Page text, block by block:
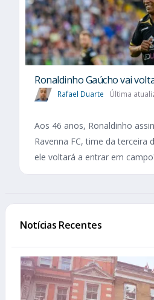
Ronaldinho Gaúcho vai
Rafael Duarte Última
Aos 46 anos, Ronaldinho
Ravenna FC, time da terceira
ele voltará a entrar em
Notícias Recentes